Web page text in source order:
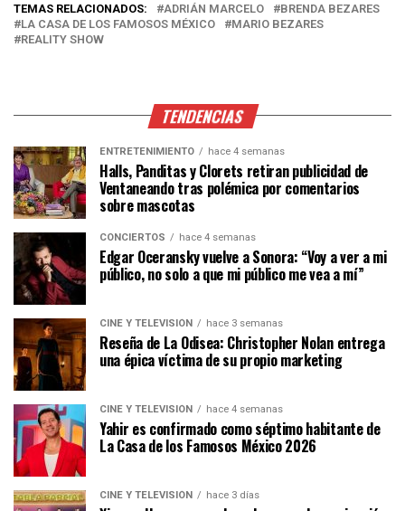
TEMAS RELACIONADOS: ADRIÁN MARCELO
BRENDA BEZARES
LA CASA DE LOS FAMOSOS MÉXICO
MARIO BEZARES
REALITY SHOW
TENDENCIAS
ENTRETENIMIENTO hace 4 semanas
Halls, Panditas y Clorets retiran publicidad de
Ventaneando tras polémica por comentarios
sobre mascotas
CONCIERTOS hace 4 semanas
Edgar Oceransky vuelve a Sonora: “Voy a ver a mi
público, no solo a que mi público me vea a mí”
CINE Y TELEVISIÓN hace 3 semanas
Reseña de La Odisea: Christopher Nolan entrega
una épica víctima de su propio marketing
CINE Y TELEVISIÓN hace 4 semanas
Yahir es confirmado como séptimo habitante de
La Casa de los Famosos México 2026
CINE Y TELEVISIÓN hace 3 días